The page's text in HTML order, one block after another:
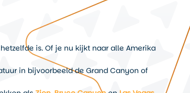
is. Of je nu kijkt naar alle Amerika
in bijvoorbeeld de Grand Canyon of